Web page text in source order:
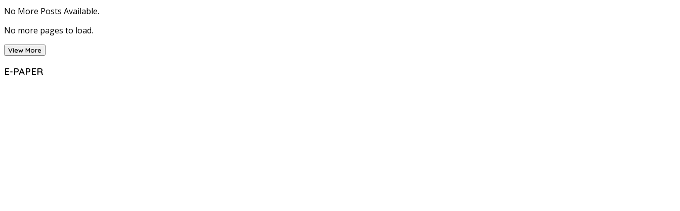
No More Posts Available.
No more pages to load.
View More
E-PAPER